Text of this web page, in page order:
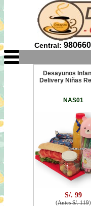
Central:
Desayunos
Delivery Niñas
NAS01
S/. 99
(Antes S/. 119)